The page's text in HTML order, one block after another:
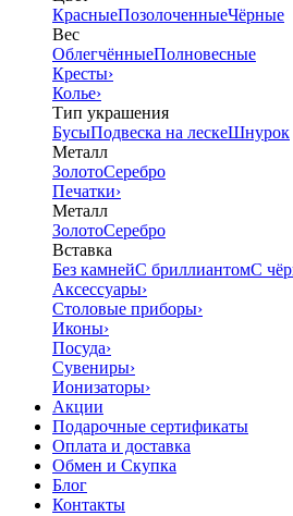
КрасныеПозолоченныеЧёрные
Вес
ОблегчённыеПолновесные
Кресты›
Колье›
Тип украшения
БусыПодвеска на лескеШнурок
Металл
ЗолотоСеребро
Печатки›
Металл
ЗолотоСеребро
Вставка
Без камнейС бриллиантомС
Аксессуары›
Столовые приборы›
Иконы›
Посуда›
Сувениры›
Ионизаторы›
Акции
Подарочные сертификаты
Оплата и доставка
Обмен и Скупка
Блог
Контакты